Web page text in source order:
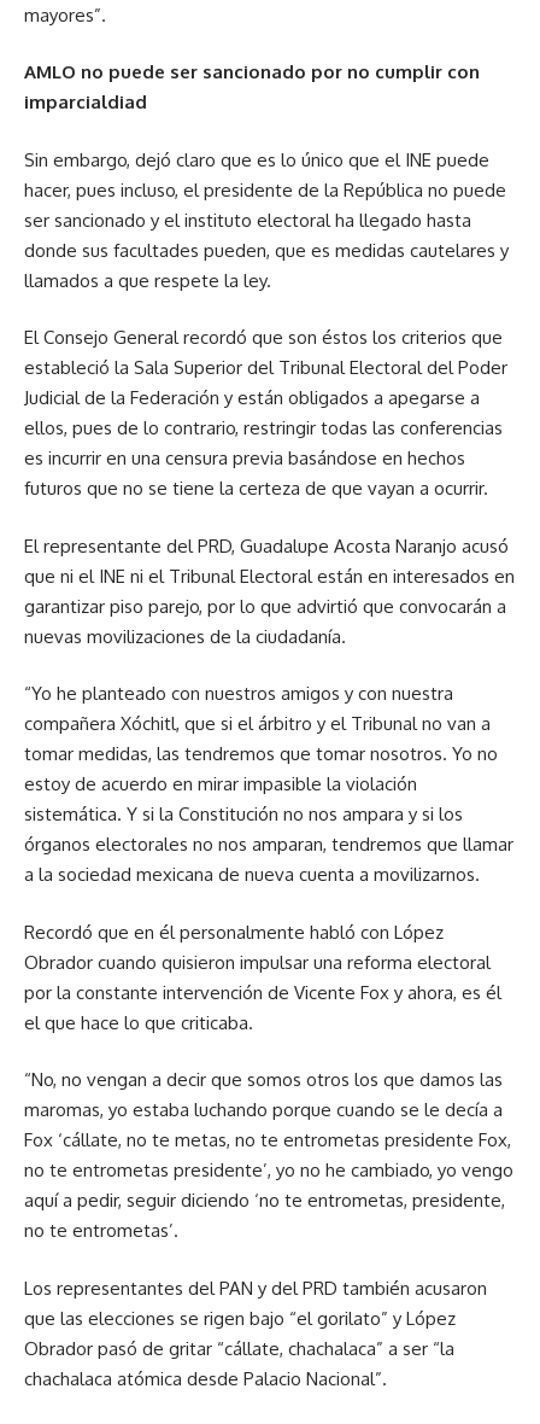
mayores”.
AMLO no puede ser sancionado por no cumplir con
imparcialdiad
Sin embargo, dejó claro que es lo único que el INE puede
hacer, pues incluso, el presidente de la República no puede
ser sancionado y el instituto electoral ha llegado hasta
donde sus facultades pueden, que es medidas cautelares y
llamados a que respete la ley.
El Consejo General recordó que son éstos los criterios que
estableció la Sala Superior del Tribunal Electoral del Poder
Judicial de la Federación y están obligados a apegarse a
ellos, pues de lo contrario, restringir todas las conferencias
es incurrir en una censura previa basándose en hechos
futuros que no se tiene la certeza de que vayan a ocurrir.
El representante del PRD, Guadalupe Acosta Naranjo acusó
que ni el INE ni el Tribunal Electoral están en interesados en
garantizar piso parejo, por lo que advirtió que convocarán a
nuevas movilizaciones de la ciudadanía.
“Yo he planteado con nuestros amigos y con nuestra
compañera Xóchitl, que si el árbitro y el Tribunal no van a
tomar medidas, las tendremos que tomar nosotros. Yo no
estoy de acuerdo en mirar impasible la violación
sistemática. Y si la Constitución no nos ampara y si los
órganos electorales no nos amparan, tendremos que llamar
a la sociedad mexicana de nueva cuenta a movilizarnos.
Recordó que en él personalmente habló con López
Obrador cuando quisieron impulsar una reforma electoral
por la constante intervención de Vicente Fox y ahora, es él
el que hace lo que criticaba.
“No, no vengan a decir que somos otros los que damos las
maromas, yo estaba luchando porque cuando se le decía a
Fox ‘cállate, no te metas, no te entrometas presidente Fox,
no te entrometas presidente’, yo no he cambiado, yo vengo
aquí a pedir, seguir diciendo ‘no te entrometas, presidente,
no te entrometas’.
Los representantes del PAN y del PRD también acusaron
que las elecciones se rigen bajo “el gorilato” y López
Obrador pasó de gritar “cállate, chachalaca” a ser “la
chachalaca atómica desde Palacio Nacional”.